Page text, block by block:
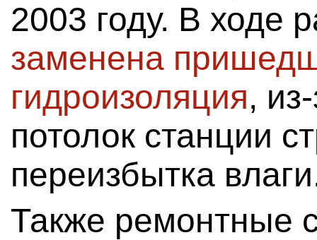
2003 году. В ходе
заменена
гидроизоляция,
потолок станции
переизбытка
Также ремонтные